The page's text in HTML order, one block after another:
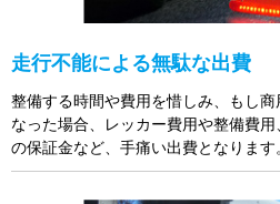
走行不能による無駄な出費
整備する時間や費用を惜しみ、もし商
なった場合、レッカー費用や整備費
の保証金など、手痛い出費となります